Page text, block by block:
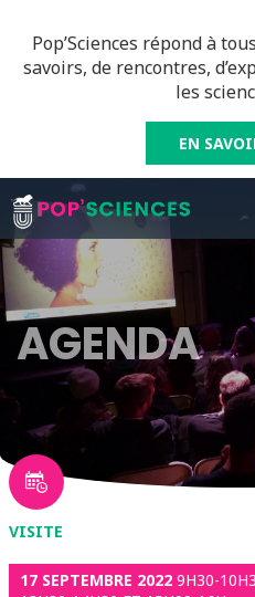
Pop’Sciences répond à
savoirs, de rencontres,
les
EN
AGENDA
VISITE
17 SEPTEMBRE 2022 9H30-